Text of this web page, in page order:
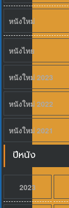
หนังใหม่
หนังไทย
หนังใหม่ 2023
หนังใหม่ 2022
หนังใหม่ 2021
ปีหนัง
2023